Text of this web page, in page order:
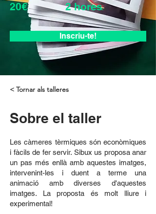
20€ 2 hores
Inscriu-te!
< Tornar als talleres
Sobre el taller
Les càmeres tèrmiques són econòmiques
i fàcils de fer servir. Sibux us proposa anar
un pas més enllà amb aquestes imatges,
intervenint-les i duent a terme una
animació amb diverses d'aquestes
imatges. La proposta és molt lliure i
experimental!